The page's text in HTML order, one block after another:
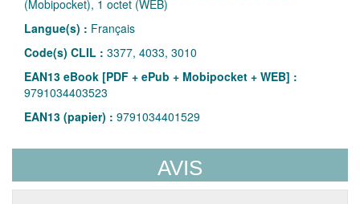
(Mobipocket), 1 octet (WEB)
Langue(s) : Français
Code(s) CLIL : 3377, 4033, 3010
EAN13 eBook [PDF + ePub + Mobipocket + WEB] :
9791034403523
EAN13 (papier) : 9791034401529
AVIS